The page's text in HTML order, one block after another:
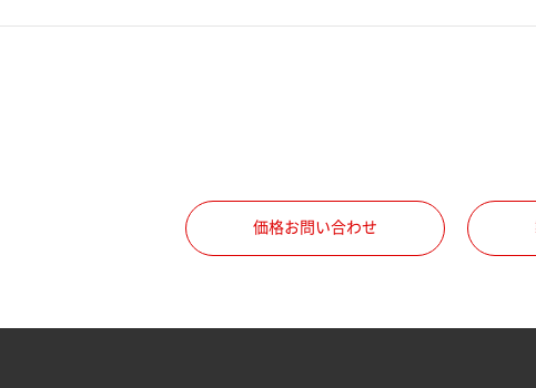
所属部署
価格お問い合わせ